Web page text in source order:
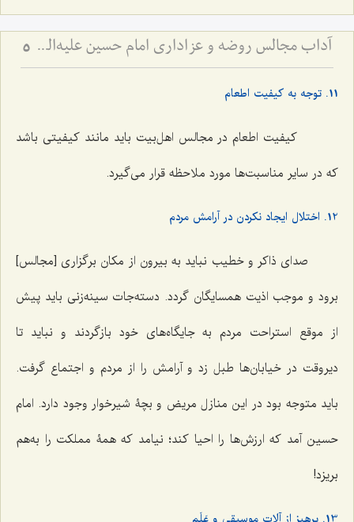
آداب مجالس روضه و عزاداری امام حسین علیه‌السلام - و توصیه‌های بزرگان دربارۀ ماه‌های محرّم و صفر 5
11. توجه به کیفیت اطعام
کیفیت اطعام در مجالس اهل‌بیت باید مانند کیفیتی باشد
که در سایر مناسبت‌ها مورد ملاحظه قرار می‌گیرد.
12. اختلال ایجاد نکردن در آرامش مردم
صدای ذاکر و خطیب نباید به بیرون از مکان برگزاری [مجالس]
برود و موجب اذیت همسایگان گردد. دسته‌جات سینه‌زنی باید پیش
از موقع استراحت مردم به جایگاه‌های خود بازگردند و نباید تا
دیروقت در خیابان‌ها طبل زد و آرامش را از مردم و اجتماع گرفت.
باید متوجه بود در این منازل مریض و بچۀ شیرخوار وجود دارد. امام
حسین آمد که ارزش‌ها را احیا کند؛ نیامد که همۀ مملکت را به‌هم
بریزد!